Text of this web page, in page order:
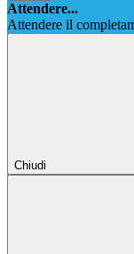
Attendere...
Attendere il
Chiudi